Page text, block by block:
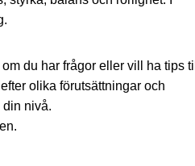
du har frågor eller vill ha tips till
olika förutsättningar och
din nivå.